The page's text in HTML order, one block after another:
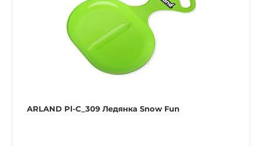
ARLAND Pl-C_309 Ледянка Snow Fun